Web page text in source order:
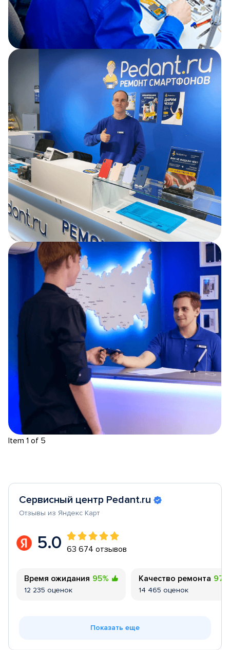
Item 1 of 5
Сервисный центр Pedant.ru
Отзывы из Яндекс Карт
5.0 63 674 отзывов
Время ожидания 95%
12 235 оценок
Качество ремонта 97%
14 465 оценок
Показать еще